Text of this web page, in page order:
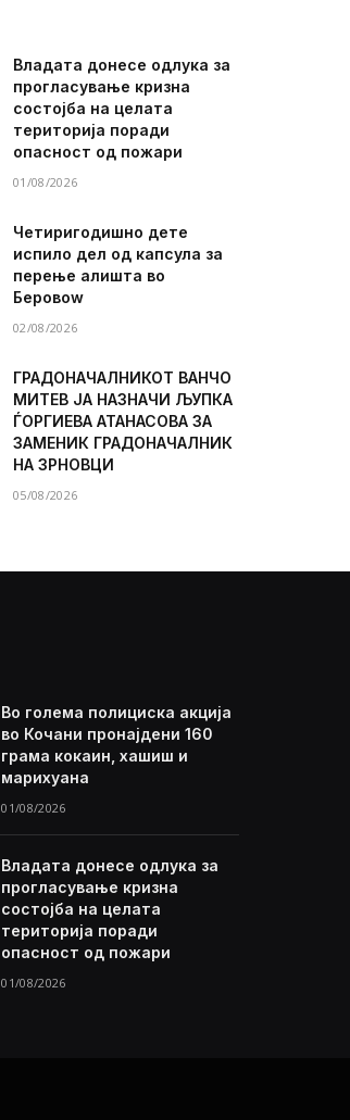
Владата донесе одлука за
прогласување кризна
состојба на целата
територија поради
опасност од пожари
01/08/2026
Четиригодишно дете
испило дел од капсула за
перење алишта во
Беровоw
02/08/2026
ГРАДОНАЧАЛНИКОТ ВАНЧО
МИТЕВ ЈА НАЗНАЧИ ЉУПКА
ЃОРГИЕВА АТАНАСОВА ЗА
ЗАМЕНИК ГРАДОНАЧАЛНИК
НА ЗРНОВЦИ
05/08/2026
Во голема полициска акција
во Кочани пронајдени 160
грама кокаин, хашиш и
марихуана
01/08/2026
Владата донесе одлука за
прогласување кризна
состојба на целата
територија поради
опасност од пожари
01/08/2026